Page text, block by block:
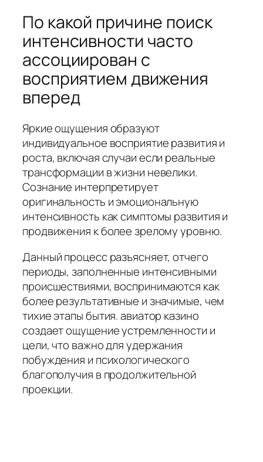
По какой причине поиск
интенсивности часто
ассоциирован с
восприятием движения
вперед
Яркие ощущения образуют
индивидуальное восприятие развития и
роста, включая случаи если реальные
трансформации в жизни невелики.
Сознание интерпретирует
оригинальность и эмоциональную
интенсивность как симптомы развития и
продвижения к более зрелому уровню.
Данный процесс разъясняет, отчего
периоды, заполненные интенсивными
происшествиями, воспринимаются как
более результативные и значимые, чем
тихие этапы бытия. авиатор казино
создает ощущение устремленности и
цели, что важно для удержания
побуждения и психологического
благополучия в продолжительной
проекции.